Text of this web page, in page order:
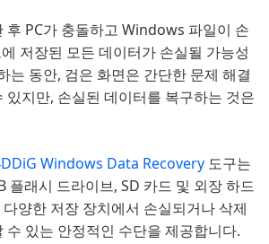
후 PC가 충돌하고 Windows 파일이 손
저장된 모든 데이터가 손실될 가능성
는 동안, 검은 화면은 간단한 문제 해결
있지만, 손실된 데이터를 복구하는 것은
Windows Data Recovery 도구는
플래시 드라이브, SD 카드 및 외장 하드
양한 저장 장치에서 손실되거나 삭제
수 있는 안정적인 수단을 제공합니다.